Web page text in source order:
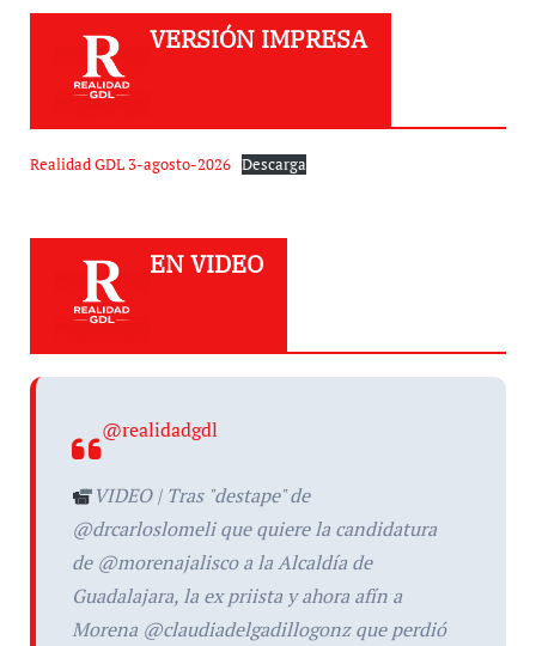
VERSIÓN IMPRESA
Realidad GDL 3-agosto-2026 Descarga
EN VIDEO
@realidadgdl
VIDEO | Tras "destape" de
@drcarloslomeli que quiere la candidatura
de @morenajalisco a la Alcaldía de
Guadalajara, la ex priista y ahora afín a
Morena @claudiadelgadillogonz que perdió